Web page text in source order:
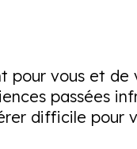
vous et de
passées
difficile